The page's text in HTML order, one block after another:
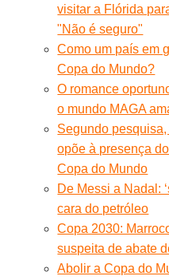
visitar a Flórida
"Não é seguro"
Como um país em
Copa do Mundo?
O romance
o mundo MAGA
Segundo
opõe à presença
Copa do Mundo
De Messi a Nadal:
cara do petróleo
Copa 2030:
suspeita de abate
Abolir a Copa do